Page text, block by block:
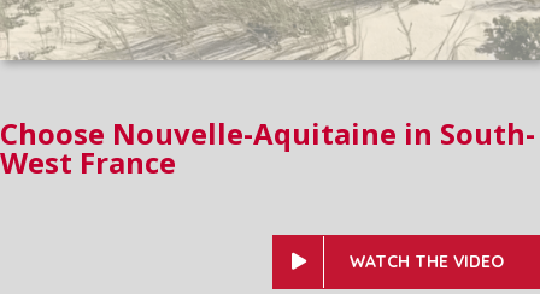
Choose Nouvelle-Aquitaine in South-
West France
WATCH THE VIDEO